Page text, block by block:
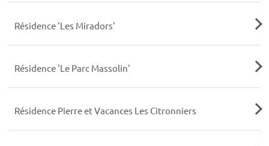
Résidence 'Les Miradors'
Résidence 'Le Parc Massolin'
Résidence Pierre et Vacances Les Citronniers